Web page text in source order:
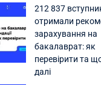
212 837
отримали
зарахування на
бакалаврат: як
перевірити та
далі